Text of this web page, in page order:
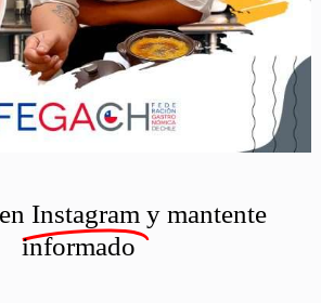
Instagram y mantente
informado